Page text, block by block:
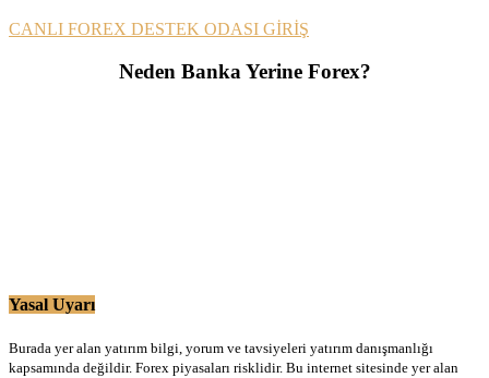
CANLI FOREX DESTEK ODASI GİRİŞ
Neden Banka Yerine Forex?
Yasal Uyarı
Burada yer alan yatırım bilgi, yorum ve tavsiyeleri yatırım danışmanlığı
kapsamında değildir. Forex piyasaları risklidir. Bu internet sitesinde yer alan